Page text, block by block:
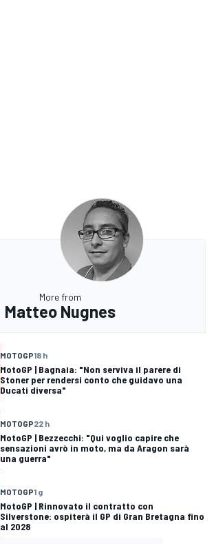
More from
Matteo Nugnes
MOTOGP18 h
MotoGP | Bagnaia: "Non serviva il parere di
Stoner per rendersi conto che guidavo una
Ducati diversa"
MOTOGP22 h
MotoGP | Bezzecchi: "Qui voglio capire che
sensazioni avrò in moto, ma da Aragon sarà
una guerra"
MOTOGP1 g
MotoGP | Rinnovato il contratto con
Silverstone: ospiterà il GP di Gran Bretagna fino
al 2028